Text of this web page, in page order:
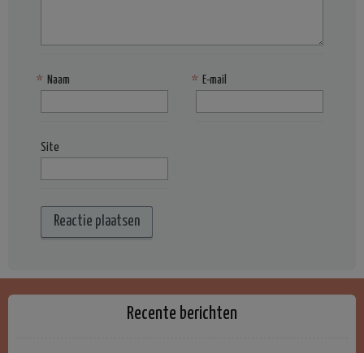
Naam
* E-mail
*
Site
Recente berichten